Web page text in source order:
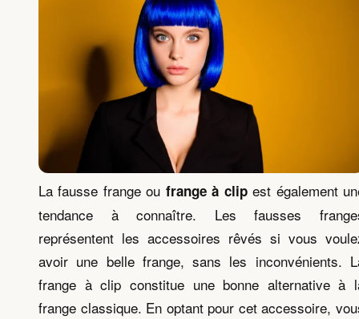
La fausse frange ou frange à clipest également
tendance à connaître. Les fausses
représentent les accessoires rêvés si vous
avoir une belle frange, sans les inconvénients.
frange à clip constitue une bonne alternative à
frange classique. En optant pour cet accessoire,